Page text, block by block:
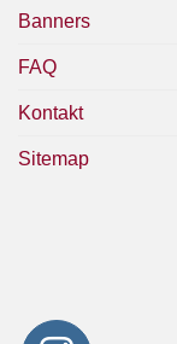
Banners
FAQ
Kontakt
Sitemap